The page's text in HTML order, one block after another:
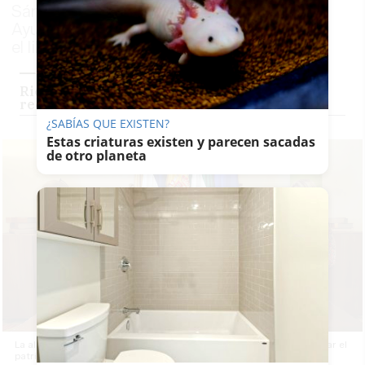
Sánchez le ha dado la bienvenida al
Ayuntamiento y lo ha invitado a firmar en
el libro de honor de la ciudad
Rico Pavés, el nuevo obispo de Jerez que
rechaza movimientos ultra como Hazte Oír
La alcaldesa recibe al nuevo obispo de Jerez: trabajarán en potenciar el
patrimonio histórico.
¿SABÍAS QUE EXISTEN?
Estas criaturas existen y parecen sacadas
de otro planeta